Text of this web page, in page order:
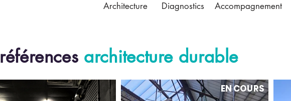
Architecture Diagnostics Accompagnement
références architecture durable
EN COURS